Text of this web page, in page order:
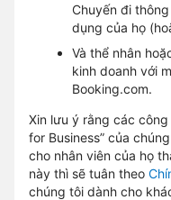
Chuyến đi
dụng của họ
Và thể nhân
kinh doanh với
Booking.com.
Xin lưu ý rằng các
for Business” của
cho nhân viên của họ
này thì sẽ tuân theo
chúng tôi dành cho